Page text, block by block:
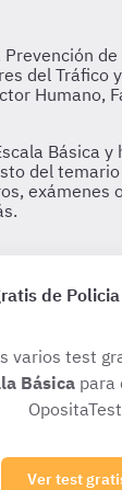
de
varios test
Básicapara
Ver test